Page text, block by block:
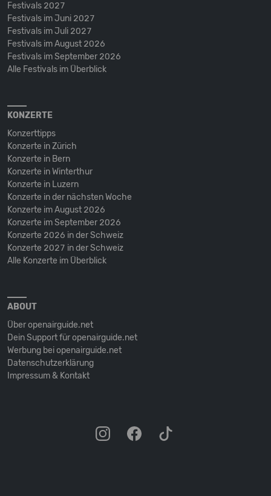
Festivals 2027
Festivals im Juni 2027
Festivals im Juli 2027
Festivals im August 2026
Festivals im September 2026
Alle Festivals im Überblick
KONZERTE
Konzerttipps
Konzerte in Zürich
Konzerte in Bern
Konzerte in Winterthur
Konzerte in Luzern
Konzerte in der nächsten Woche
Konzerte im August 2026
Konzerte im September 2026
Konzerte 2026 in der Schweiz
Konzerte 2027 in der Schweiz
Alle Konzerte im Überblick
ABOUT
Über openairguide.net
Dein Support für openairguide.net
Werbung bei openairguide.net
Datenschutz­erklärung
Impressum & Kontakt